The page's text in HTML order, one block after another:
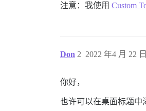
注意：我使用 Custom
Don 2022 年4 月 22
2
你好，
也许可以在桌面标题中